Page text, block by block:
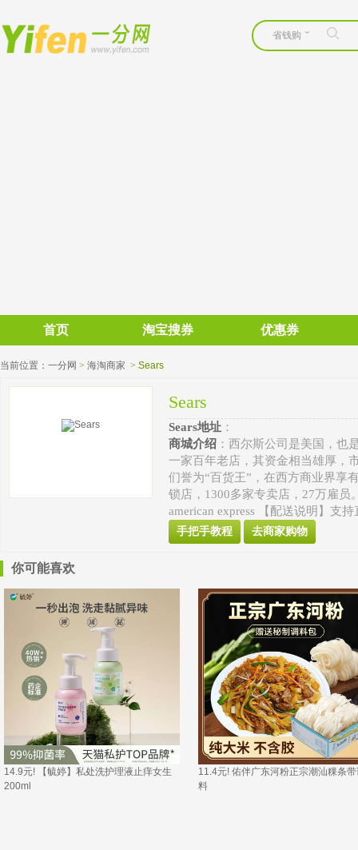
省钱购
首页 淘宝搜券 优惠券
当前位置： 一分网 > 海淘商家 > Sears
Sears
Sears地址 ：
商城介绍 ：西尔斯公司是美国，也
一家百年老店，其资金相当雄厚，
们誉为“百货王”，在西方商业界享
锁店，1300多家专卖店，27万雇员
american express 【配送说明】支
手把手教程 去商家购物
你可能喜欢
14.9元! 【毓婷】私处洗护理液止痒女生
200ml
11.4元! 佑伴广东河粉正宗潮汕粿条
料